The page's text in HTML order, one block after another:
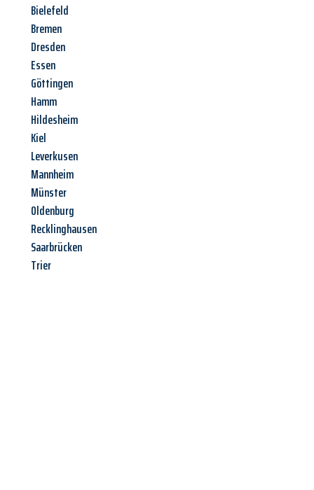
Bielefeld
Bremen
Dresden
Essen
Göttingen
Hamm
Hildesheim
Kiel
Leverkusen
Mannheim
Münster
Oldenburg
Recklinghausen
Saarbrücken
Trier